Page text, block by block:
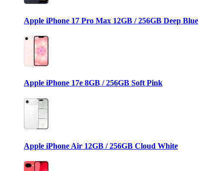
Apple iPhone 17 Pro Max 12GB / 256GB Deep Blue
Apple iPhone 17e 8GB / 256GB Soft Pink
Apple iPhone Air 12GB / 256GB Cloud White